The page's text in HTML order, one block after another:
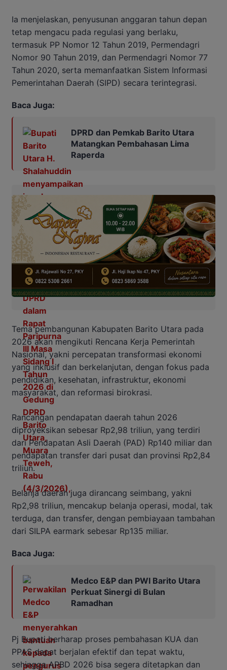
Ia menjelaskan, penyusunan anggaran tahun depan
tetap mengacu pada regulasi yang berlaku,
termasuk PP Nomor 12 Tahun 2019, Permendagri
Nomor 90 Tahun 2019, dan Permendagri Nomor 77
Tahun 2020, serta memanfaatkan Sistem Informasi
Pemerintahan Daerah (SIPD) secara terintegrasi.
Baca Juga:
DPRD dan Pemkab Barito Utara
Matangkan Pembahasan Lima
Raperda
Tema pembangunan Kabupaten Barito Utara pada
2026 akan mengikuti Rencana Kerja Pemerintah
Nasional, yakni percepatan transformasi ekonomi
yang inklusif dan berkelanjutan, dengan fokus pada
pendidikan, kesehatan, infrastruktur, ekonomi
masyarakat, dan reformasi birokrasi.
Rancangan pendapatan daerah tahun 2026
diproyeksikan sebesar Rp2,98 triliun, yang terdiri
dari Pendapatan Asli Daerah (PAD) Rp140 miliar dan
pendapatan transfer dari pusat dan provinsi Rp2,84
triliun.
Belanja daerah juga dirancang seimbang, yakni
Rp2,98 triliun, mencakup belanja operasi, modal, tak
terduga, dan transfer, dengan pembiayaan tambahan
dari SILPA earmark sebesar Rp135 miliar.
Baca Juga:
Medco E&P dan PWI Barito Utara
Perkuat Sinergi di Bulan
Ramadhan
Pj Bupati berharap proses pembahasan KUA dan
PPAS dapat berjalan efektif dan tepat waktu,
sehingga APBD 2026 bisa segera ditetapkan dan